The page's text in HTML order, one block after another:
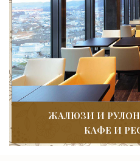
ЖАЛЮЗИ И
КАФЕ И